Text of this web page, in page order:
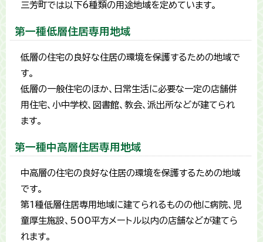
三芳町では以下6種類の用途地域を定めています。
第一種低層住居専用地域
低層の住宅の良好な住居の環境を保護するための地域で
す。
低層の一般住宅のほか、日常生活に必要な一定の店舗併
用住宅、小中学校、図書館、教会、派出所などが建てられ
ます。
第一種中高層住居専用地域
中高層の住宅の良好な住居の環境を保護するための地域
です。
第1種低層住居専用地域に建てられるものの他に病院、児
童厚生施設、500平方メートル以内の店舗などが建てら
れます。